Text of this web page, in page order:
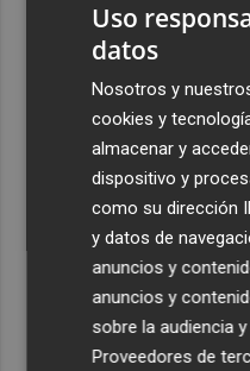
diversidad su "seña de
El centro de salud de
de calidad por su
mayores
Cartagena avanza con
Bomberos e impulsa
Recibe toda
Uso
datos
Nosotros y
cookies y
almacenar y
dispositivo y
como su dirección
y datos de
anuncios y
anuncios y
sobre la audiencia
Proveedores de